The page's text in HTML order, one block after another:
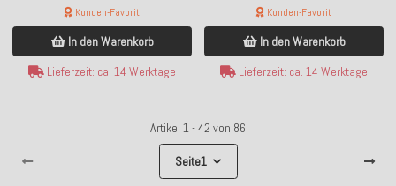
Kunden-Favorit
In den Warenkorb
Lieferzeit: ca. 14 Werktage
Kunden-Favorit
In den Warenkorb
Lieferzeit: ca. 14 Werktage
Artikel 1 - 42 von 86
Seite1